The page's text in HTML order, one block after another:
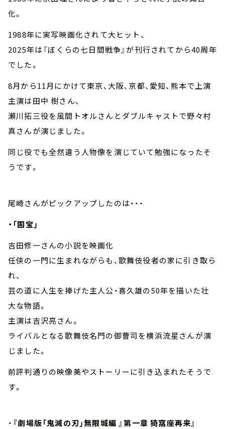
化。
1988年に実写映画化されて大ヒット、
2025年は『ぼくらの七日間戦争』が刊行されてから40周年
でした。
8月から11月にかけて東京、大阪、京都、愛知、熊本で上演
主演は田中 樹さん、
瀬川拓三役を風間トオルさんとダブルキャストで野々村
真さんが演じました。
同じ役でも全然違う人物像を演じていて勉強になったそ
うです。
尾崎さんがピックアップしたのは・・・
・「国宝」
吉田修一さんの小説を映画化
任侠の一門に生まれながらも、歌舞伎役者の家に引き取ら
れ、
芸の道に人生を捧げた主人公・喜久雄の50年を描いた壮
大な物語。
主演は吉沢亮さん。
ライバルとなる歌舞伎名門の御曹司を横浜流星さんが演
じました。
前評判通りの映像美やストーリーに引き込まれたそうで
す。
・ 『劇場版「鬼滅の刃」無限城編 』第一章 猗窩座再来』